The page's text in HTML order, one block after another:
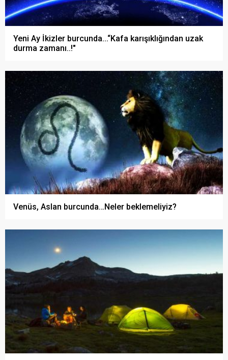
Yeni Ay İkizler burcunda...“Kafa karışıklığından uzak
durma zamanı..!"
Venüs, Aslan burcunda…Neler beklemeliyiz?